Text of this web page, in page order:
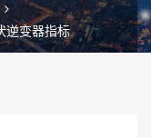
逆变器指标